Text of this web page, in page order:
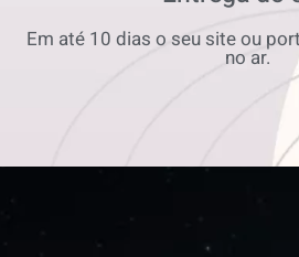
Em até 10 dias o seu site ou
no ar.